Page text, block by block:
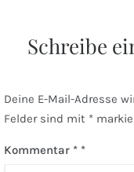
Schreibe
Deine E-Mail-Adresse
Felder sind mit *
Kommentar *